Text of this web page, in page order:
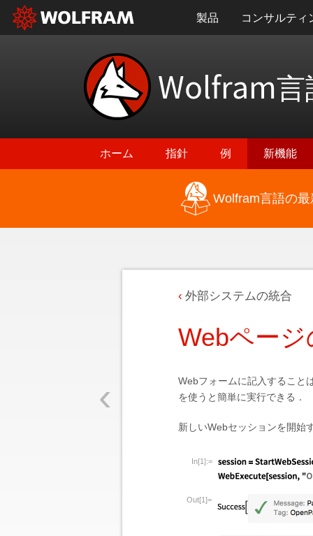
製品 コンサルティ
Wolfram言
ホーム 指針 例 新機能
Wolfram言語の
‹
外部システムの統合
Webペー
Webフォームに記入すること
を使うと簡単に実行できる．
新しいWebセッションを開始
In[1]:=
Out[1]=